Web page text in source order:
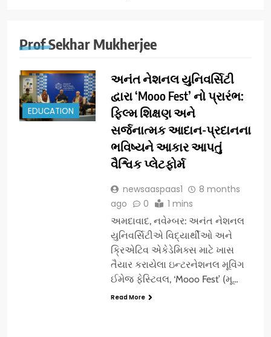
Prof Sekhar Mukherjee
EDUCATION
અનંત નેશનલ યુનિવર્સિટી
દ્વારા ‘Mooo Fest’ નો પ્રારંભ:
ફિલ્મ શિક્ષણ અને
સર્જનાત્મક આદાન-પ્રદાનના
ભવિષ્યને આકાર આપતું
વૈશ્વિક પ્લેટફોર્મ
newsaaspaas1
8 months
ago
0 1 mins
અમદાવાદ, નવેમ્બર: અનંત નેશનલ
યુનિવર્સિટીએ વિદ્યાર્થીઓ અને
ક્રિએટિવ એકેડેમિક્સ માટે ખાસ
તૈયાર કરાયેલા ઇન્ટરનેશનલ મૂવિંગ
ઈમેજ ફેસ્ટિવલ, ‘Mooo Fest’ (મૂ…
Read More